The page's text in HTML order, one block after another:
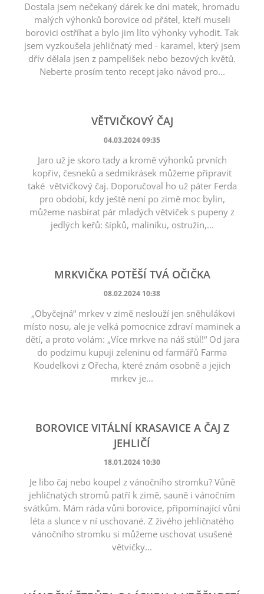
Dostala jsem nečekaný dárek ke dni matek, hromadu
malých výhonků borovice od přátel, kteří museli
borovici ostříhat a bylo jim líto výhonky vyhodit. Tak
jsem vyzkoušela jehličnatý med - karamel, který jsem
dřív dělala jsen z pampelišek nebo bezových květů.
Neberte prosím tento recept jako návod pro...
VĚTVIČKOVÝ ČAJ
04.03.2024 09:35
Jaro už je skoro tady a kromě výhonků prvních
kopřiv, česneků a sedmikrásek můžeme připravit
také větvičkový čaj. Doporučoval ho už páter Ferda
pro období, kdy ještě není po zimě moc bylin,
můžeme nasbírat pár mladých větviček s pupeny z
jedlých keřů: šípků, maliníku, ostružin,...
MRKVIČKA POTĚŠÍ TVÁ OČIČKA
08.02.2024 10:38
„Obyčejná“ mrkev v zimě neslouží jen sněhulákovi
místo nosu, ale je velká pomocnice zdraví maminek a
dětí, a proto volám: „Více mrkve na náš stůl!“ Od jara
do podzimu kupuji zeleninu od farmářů Farma
Koudelkovi z Ořecha, které znám osobně a jejich
mrkev je...
BOROVICE VITÁLNÍ KRASAVICE A ČAJ Z
JEHLIČÍ
18.01.2024 10:30
Je libo čaj nebo koupel z vánočního stromku? Vůně
jehličnatých stromů patří k zimě, sauně i vánočním
svátkům. Mám ráda vůni borovice, připomínající vůni
léta a slunce v ní uschované. Z živého jehličnatého
vánočního stromku si můžeme uschovat usušené
větvičky...